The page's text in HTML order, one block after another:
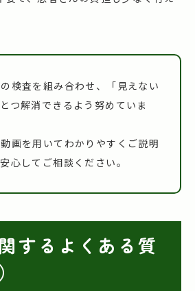
検査を組み合わせ、「見えない
つ解消できるよう努めていま
画を用いてわかりやすくご説明
心してご相談ください。
するよくある質